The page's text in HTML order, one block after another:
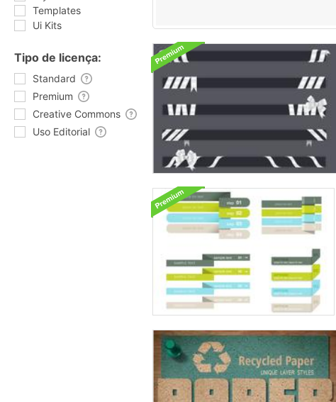
Templates
Ui Kits
Tipo de licença:
Standard
Premium
Creative Commons
Uso Editorial